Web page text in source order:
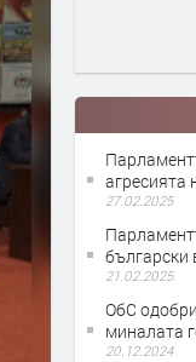
агресията
27.02.2025
български
21.02.2025
ОбС
миналата
20.12.2024